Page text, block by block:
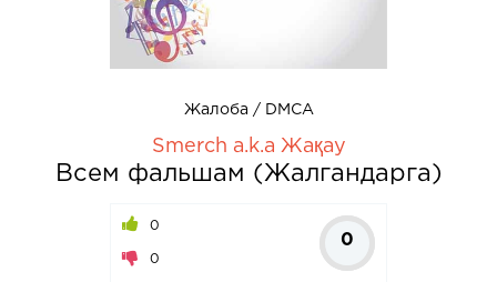
Жалоба / DMCA
Smerch a.k.a Жақау
Всем фальшам (Жалгандарга)
0
0
0